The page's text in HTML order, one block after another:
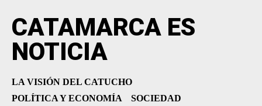
CATAMARCA ES
NOTICIA
LA VISIÓN DEL CATUCHO
POLÍTICA Y ECONOMÍA
SOCIEDAD